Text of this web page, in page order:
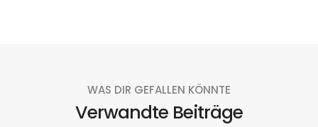
WAS DIR GEFALLEN KÖNNTE
Verwandte Beiträge